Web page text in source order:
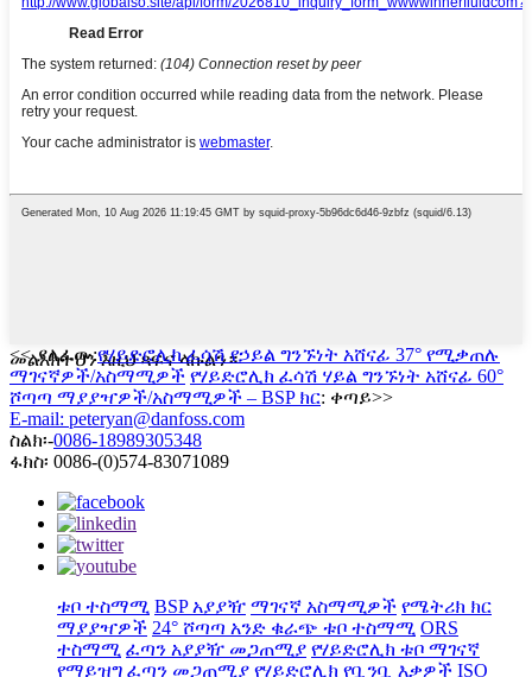
መልእክትህን እዚህ ጻፍና ላኩልን።
<< ያለፈው:የሃይድሮሊክ ፈሳሽ የኃይል ግንኙነት አሸናፊ 37° የሚቃጠሉ
ማገናኛዎች/አስማሚዎች የሃይድሮሊክ ፈሳሽ ሃይል ግንኙነት አሸናፊ 60°
ሾጣጣ ማያያዣዎች/አስማሚዎች – BSP ክር: ቀጣይ>>
E-mail: peteryan@danfoss.com
ስልክ፡-0086-18989305348
ፋክስ፡ 0086-(0)574-83071089
ቱቦ ተስማሚ BSP አያያዥ ማገናኛ አስማሚዎች የሜትሪክ ክር
ማያያዣዎች 24° ሾጣጣ አንድ ቁራጭ ቱቦ ተስማሚ ORS
ተስማሚ ፈጣን አያያዥ መጋጠሚያ የሃይድሮሊክ ቱቦ ማገናኛ
የማይዝግ ፈጣን መጋጠሚያ የሃይድሮሊክ የቧንቧ እቃዎች ISO